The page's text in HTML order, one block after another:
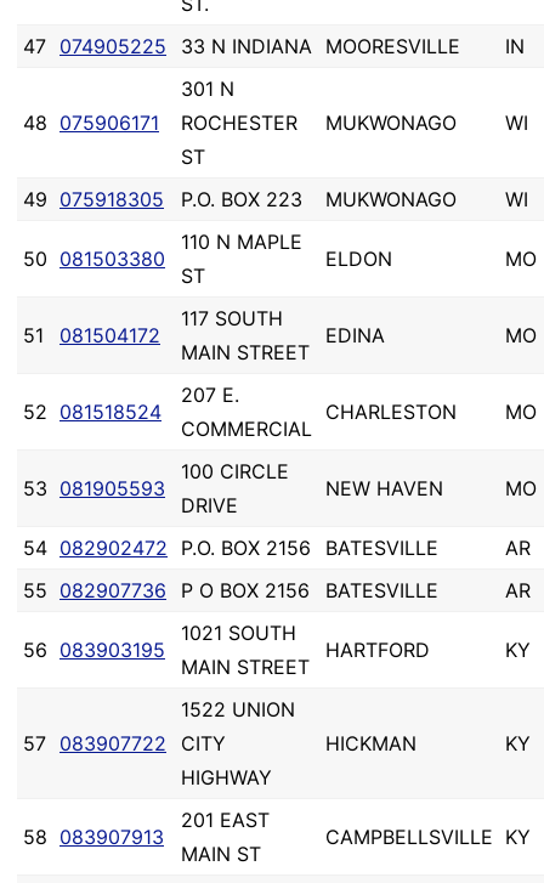
47 074905225 33 N INDIANA MOORESVILLE IN
48 075906171
301 N
ROCHESTER
ST
MUKWONAGO WI
49 075918305 P.O. BOX 223 MUKWONAGO WI
50 081503380
110 N MAPLE
ST
ELDON MO
51 081504172
117 SOUTH
MAIN STREET
EDINA MO
52 081518524
207 E.
COMMERCIAL
CHARLESTON MO
53 081905593
100 CIRCLE
DRIVE
NEW HAVEN MO
54 082902472 P.O. BOX 2156 BATESVILLE
AR
55 082907736 P O BOX 2156 BATESVILLE AR
56 083903195
1021 SOUTH
MAIN STREET
HARTFORD KY
57 083907722
1522 UNION
CITY
HIGHWAY
HICKMAN KY
58 083907913
201 EAST
MAIN ST
CAMPBELLSVILLE KY